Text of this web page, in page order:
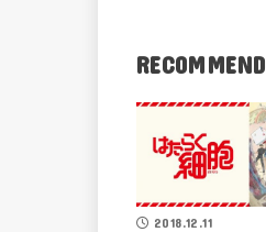
RECOMMEND
2018.12.11